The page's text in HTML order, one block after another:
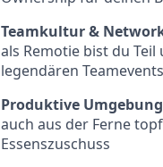
Teamkultur &
als Remotie bist du
legendären
Produktive
auch aus der Ferne
Essenszuschuss